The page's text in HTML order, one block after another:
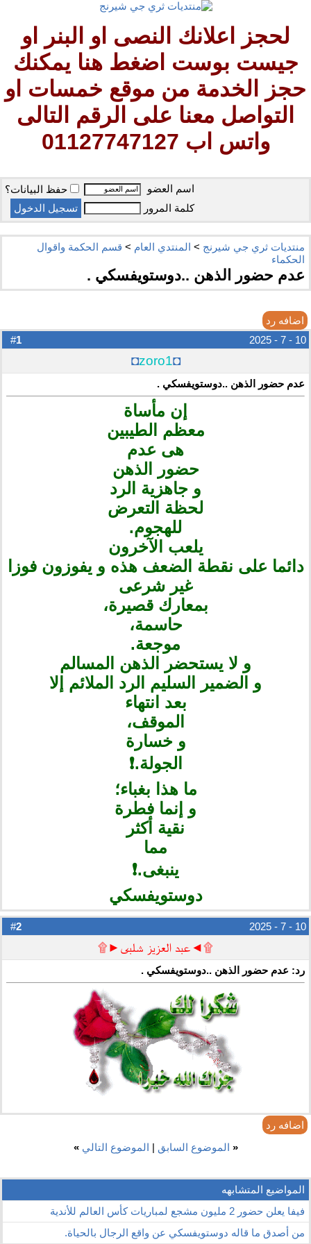
لحجز اعلانك النصى او البنر او
جيست بوست اضغط هنا يمكنك
حجز الخدمة من موقع خمسات او
التواصل معنا على الرقم التالى
واتس اب 01127747127
اسم العضو
حفظ البيانات؟
كلمة المرور
منتديات ثري جي شيرنج > المنتدي العام > قسم الحكمة واقوال
الحكماء
عدم حضور الذهن ..دوستويفسكي .
اضافه رد
1 10 - 7 - 2025
◘
zoro1
◘
عدم حضور الذهن ..دوستويفسكي .
إن مأساة
معظم الطيبين
هى عدم
حضور الذهن
و جاهزية الرد
لحظة التعرض
للهجوم.
يلعب الآخرون
دائما على نقطة الضعف هذه و يفوزون فوزا
غير شرعى
بمعارك قصيرة،
حاسمة،
موجعة.
و لا يستحضر الذهن المسالم
و الضمير السليم الرد الملائم إلا
بعد انتهاء
الموقف،
و خسارة
الجولة.❗️
ما هذا بغباء؛
و إنما فطرة
نقية أكثر
مما
ينبغى.❗️
دوستويفسكي
2 10 - 7 - 2025
۩◄عبد العزيز شلبى►۩
رد: عدم حضور الذهن ..دوستويفسكي .
اضافه رد
« الموضوع السابق | الموضوع التالي »
المواضيع المتشابهه
فيفا يعلن حضور 2 مليون مشجع لمباريات كأس العالم للأندية
من أصدق ما قاله دوستويفسكي عن واقع الرجال بالحياة.